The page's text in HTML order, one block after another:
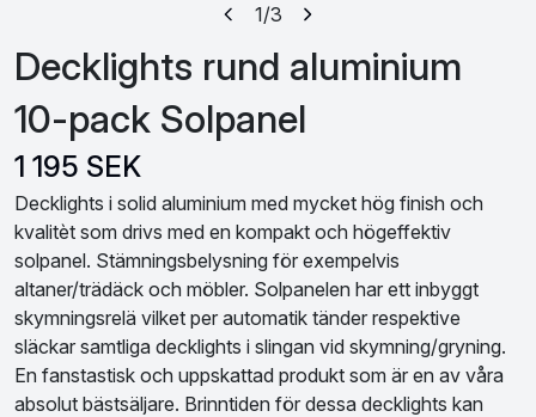
1/3
Decklights rund aluminium
10-pack Solpanel
1 195 SEK
Decklights i solid aluminium med mycket hög finish och
kvalitèt som drivs med en kompakt och högeffektiv
solpanel. Stämningsbelysning för exempelvis
altaner/trädäck och möbler. Solpanelen har ett inbyggt
skymningsrelä vilket per automatik tänder respektive
släckar samtliga decklights i slingan vid skymning/gryning.
En fanstastisk och uppskattad produkt som är en av våra
absolut bästsäljare. Brinntiden för dessa decklights kan